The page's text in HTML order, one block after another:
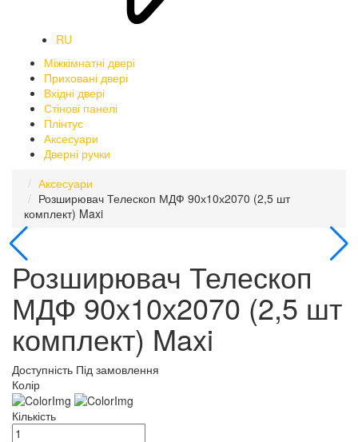
RU
Міжкімнатні двері
Приховані двері
Вхідні двері
Стінові панелі
Плінтус
Аксесуари
Дверні ручки
Аксесуари
Розширювач Телескоп МДФ 90х10х2070 (2,5 шт
комплект) Maxi
Розширювач Телескоп
МДФ 90х10х2070 (2,5 шт
комплект) Maxi
Доступність Під замовлення
Колір
Кількість